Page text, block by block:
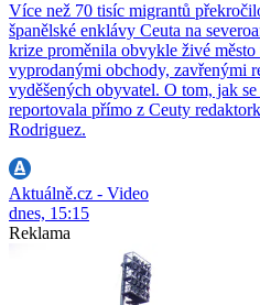
Více než 70 tisíc migrantů
španělské enklávy Ceuta na
krize proměnila obvykle živé
vyprodanými obchody, zavřenými
vyděšených obyvatel. O tom, jak
reportovala přímo z Ceuty
Rodriguez.
Aktuálně.cz - Video
dnes, 15:15
Reklama